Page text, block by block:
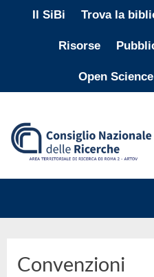
Il SiBi Trova la
Risorse
Open Science
Convenzioni